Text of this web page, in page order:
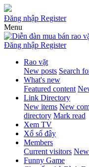
Đăng nhập Register
Menu
Đăng nhập Register
Rao vặt
New posts Search
What's new
Featured content
Link Directory
New items New
directory Mark read
Xem TV
Xổ số đây
Members
Current visitors
Funny Game